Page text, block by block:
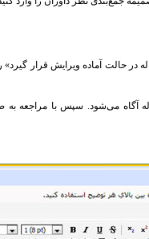
در حالت آماده ویرایش قرار گیرد»
آگاه می‌شود. سپس با مراجعه